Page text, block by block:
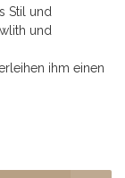
Stil und
und
ihm einen